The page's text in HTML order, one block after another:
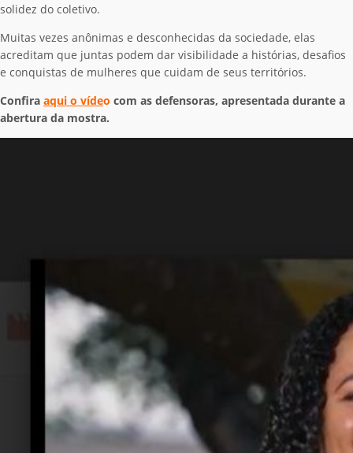
solidez do coletivo.
Muitas vezes anônimas e desconhecidas da sociedade, elas
acreditam que juntas podem dar visibilidade a histórias, desafios
e conquistas de mulheres que cuidam de seus territórios.
Confira aqui o vídeo com as defensoras, apresentada durante a
abertura da mostra.